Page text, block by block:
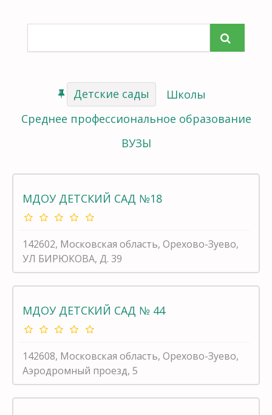
Детские сады
Школы
Среднее профессиональное образование
ВУЗЫ
МДОУ ДЕТСКИЙ САД №18
142602, Московская область, Орехово-Зуево,
УЛ БИРЮКОВА, Д. 39
МДОУ ДЕТСКИЙ САД № 44
142608, Московская область, Орехово-Зуево,
Аэродромный проезд, 5